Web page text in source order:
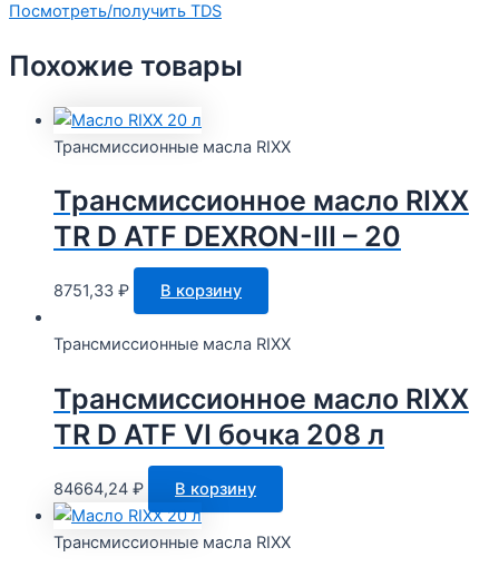
Посмотреть/получить TDS
Похожие товары
Трансмиссионные масла RIXX
Трансмиссионное масло RIXX
TR D ATF DEXRON-III – 20
8751,33 ₽ В корзину
Трансмиссионные масла RIXX
Трансмиссионное масло RIXX
TR D ATF VI бочка 208 л
84664,24 ₽ В корзину
Трансмиссионные масла RIXX